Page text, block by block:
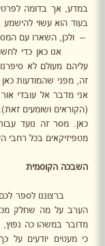
במדע, אך בדומה
בעוד הוא עשוי
– ולכן, השארו עם
אנו כאן כדי
עליהם מעולם לא
זה, מפני שהמודעות
אני מדבר אל עובדי
(הקוראים ושומעים
כאן. מסר זה נועד
מטפיזיקאים בכל רחבי
השבכה הקוסמית
ברצוננו לספר
הערב על מה שחלק
מדובר במשהו כה
כי מעטים יודעים על